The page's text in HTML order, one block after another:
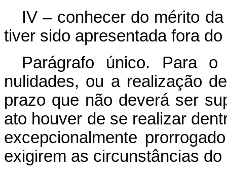
IV – conhecer do mérito
tiver sido apresentada fora
Parágrafo único. Para o
nulidades, ou a realização
prazo que não deverá ser
ato houver de se realizar
excepcionalmente
exigirem as circunstâncias